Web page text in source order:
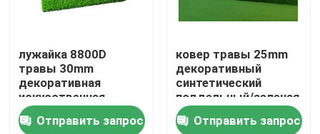
Дом
Товары
лужайка 8800D
травы 30mm
декоративная
искусственная
устранимая для
свадебного банкета
Отправить запрос
ковер травы 25mm
декоративный
синтетический
поддельный/зеленая
искусственная трава
лестницы 60*120cm
Отправить запрос